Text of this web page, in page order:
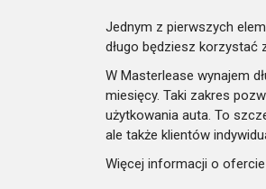
Jednym z pierwszych
długo będziesz korzystać
W Masterlease wynajem
miesięcy. Taki zakres
użytkowania auta. To
ale także klientów
Więcej informacji o